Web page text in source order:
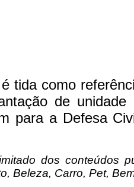
tida como
de unidade
para a Defesa
dos conteúdos
Beleza, Carro, Pet,